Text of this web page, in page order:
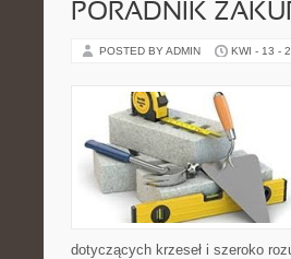
PORADNIK
POSTED BY ADMIN KWI - 13 -
dotyczących krzeseł i szeroko